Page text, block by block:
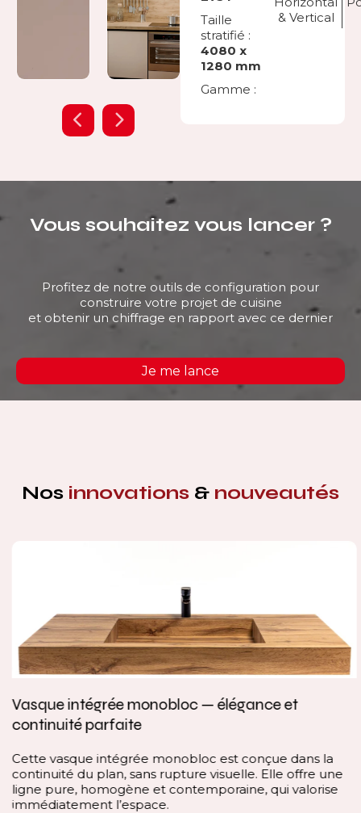
Taille
stratifié :
4080 x
1280 mm
Gamme :
& Vertical
Vous souhaitez vous lancer ?
Profitez de notre outils de configuration pour
construire votre projet de cuisine
et obtenir un chiffrage en rapport avec ce dernier
Je me lance
Nos innovations & nouveautés
Vasque intégrée monobloc — élégance et
continuité parfaite
Cette vasque intégrée monobloc est conçue dans la
continuité du plan, sans rupture visuelle. Elle offre une
ligne pure, homogène et contemporaine, qui valorise
immédiatement l’espace.